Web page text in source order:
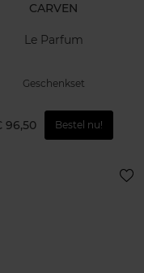
CARVEN
Le Parfum
Geschenkset
96,50 Bestel nu!